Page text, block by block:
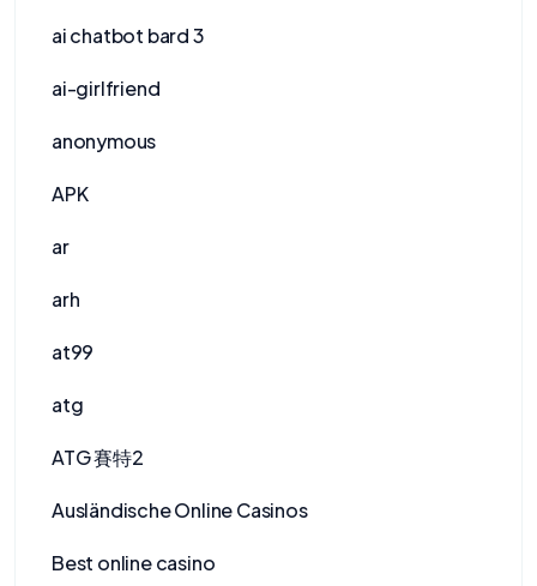
ai chatbot bard 3
ai-girlfriend
anonymous
APK
ar
arh
at99
atg
ATG 賽特2
Ausländische Online Casinos
Best online casino